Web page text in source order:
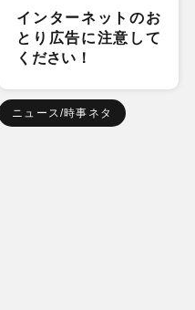
インターネットのお
とり広告に注意して
ください！
ニュース/時事ネタ